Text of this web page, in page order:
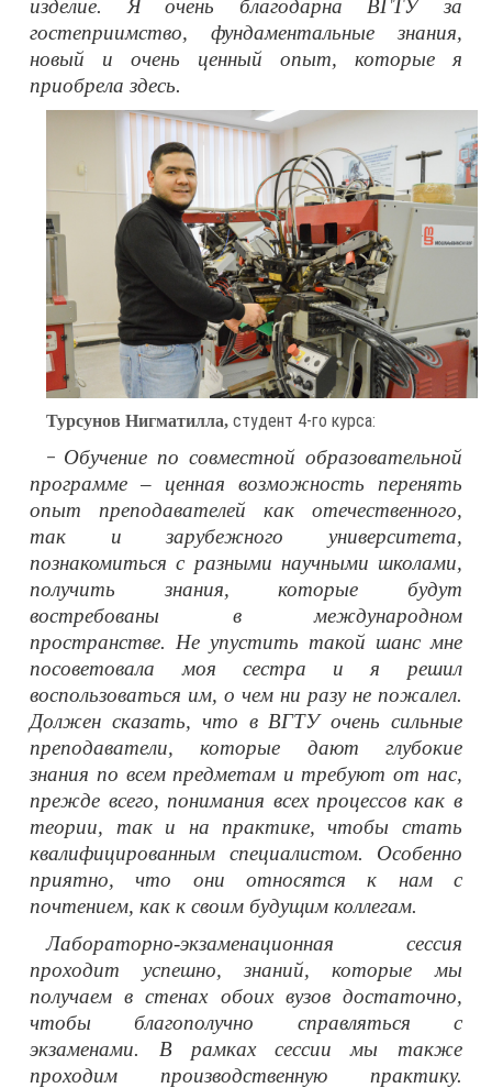
изделие. Я очень благодарна ВГТУ за
гостеприимство, фундаментальные знания,
новый и очень ценный опыт, которые я
приобрела здесь.
Турсунов Нигматилла, студент 4-го курса:
– Обучение по совместной образовательной
программе – ценная возможность перенять
опыт преподавателей как отечественного,
так и зарубежного университета,
познакомиться с разными научными школами,
получить знания, которые будут
востребованы в международном
пространстве. Не упустить такой шанс мне
посоветовала моя сестра и я решил
воспользоваться им, о чем ни разу не пожалел.
Должен сказать, что в ВГТУ очень сильные
преподаватели, которые дают глубокие
знания по всем предметам и требуют от нас,
прежде всего, понимания всех процессов как в
теории, так и на практике, чтобы стать
квалифицированным специалистом. Особенно
приятно, что они относятся к нам с
почтением, как к своим будущим коллегам.
Лабораторно-экзаменационная сессия
проходит успешно, знаний, которые мы
получаем в стенах обоих вузов достаточно,
чтобы благополучно справляться с
экзаменами. В рамках сессии мы также
проходим производственную практику.